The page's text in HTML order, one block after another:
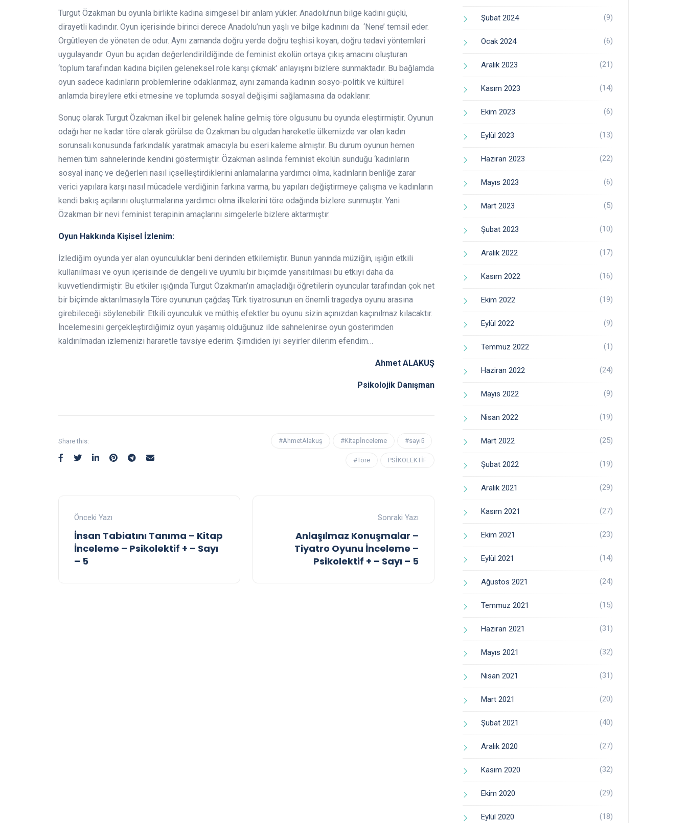
Turgut Özakman bu oyunla birlikte kadına simgesel bir anlam yükler. Anadolu’nun bilge kadını güçlü,
dirayetli kadındır. Oyun içerisinde birinci derece Anadolu’nun yaşlı ve bilge kadınını da ‘Nene’ temsil eder.
Örgütleyen de yöneten de odur. Aynı zamanda doğru yerde doğru teşhisi koyan, doğru tedavi yöntemleri
uygulayandır. Oyun bu açıdan değerlendirildiğinde de feminist ekolün ortaya çıkış amacını oluşturan
‘toplum tarafından kadına biçilen geleneksel role karşı çıkmak’ anlayışını bizlere sunmaktadır. Bu bağlamda
oyun sadece kadınların problemlerine odaklanmaz, aynı zamanda kadının sosyo-politik ve kültürel
anlamda bireylere etki etmesine ve toplumda sosyal değişimi sağlamasına da odaklanır.
Sonuç olarak Turgut Özakman ilkel bir gelenek haline gelmiş töre olgusunu bu oyunda eleştirmiştir. Oyunun
odağı her ne kadar töre olarak görülse de Özakman bu olgudan hareketle ülkemizde var olan kadın
sorunsalı konusunda farkındalık yaratmak amacıyla bu eseri kaleme almıştır. Bu durum oyunun hemen
hemen tüm sahnelerinde kendini göstermiştir. Özakman aslında feminist ekolün sunduğu ‘kadınların
sosyal inanç ve değerleri nasıl içselleştirdiklerini anlamalarına yardımcı olma, kadınların benliğe zarar
verici yapılara karşı nasıl mücadele verdiğinin farkına varma, bu yapıları değiştirmeye çalışma ve kadınların
kendi bakış açılarını oluşturmalarına yardımcı olma ilkelerini töre odağında bizlere sunmuştır. Yani
Özakman bir nevi feminist terapinin amaçlarını simgelerle bizlere aktarmıştır.
Oyun Hakkında Kişisel İzlenim:
İzlediğim oyunda yer alan oyunculuklar beni derinden etkilemiştir. Bunun yanında müziğin, ışığın etkili
kullanılması ve oyun içerisinde de dengeli ve uyumlu bir biçimde yansıtılması bu etkiyi daha da
kuvvetlendirmiştir. Bu etkiler ışığında Turgut Özakman’ın amaçladığı öğretilerin oyuncular tarafından çok net
bir biçimde aktarılmasıyla Töre oyununun çağdaş Türk tiyatrosunun en önemli tragedya oyunu arasına
girebileceği söylenebilir. Etkili oyunculuk ve müthiş efektler bu oyunu sizin açınızdan kaçınılmaz kılacaktır.
İncelemesini gerçekleştirdiğimiz oyun yaşamış olduğunuz ilde sahnelenirse oyun gösterimden
kaldırılmadan izlemenizi hararetle tavsiye ederim. Şimdiden iyi seyirler dilerim efendim…
Ahmet ALAKUŞ
Psikolojik Danışman
Share this: #AhmetAlakuş #Kitapİnceleme #sayı5
#Töre PSİKOLEKTİF
Önceki Yazı
İnsan Tabiatını Tanıma – Kitap
İnceleme – Psikolektif + – Sayı
– 5
Sonraki Yazı
Anlaşılmaz Konuşmalar –
Tiyatro Oyunu İnceleme –
Psikolektif + – Sayı – 5
Şubat 2024 (9)
Ocak 2024 (6)
Aralık 2023 (21)
Kasım 2023 (14)
Ekim 2023 (6)
Eylül 2023 (13)
Haziran 2023 (22)
Mayıs 2023 (6)
Mart 2023 (5)
Şubat 2023 (10)
Aralık 2022 (17)
Kasım 2022 (16)
Ekim 2022 (19)
Eylül 2022 (9)
Temmuz 2022 (1)
Haziran 2022 (24)
Mayıs 2022 (9)
Nisan 2022 (19)
Mart 2022 (25)
Şubat 2022 (19)
Aralık 2021 (29)
Kasım 2021 (27)
Ekim 2021 (23)
Eylül 2021 (14)
Ağustos 2021 (24)
Temmuz 2021 (15)
Haziran 2021 (31)
Mayıs 2021 (32)
Nisan 2021 (31)
Mart 2021 (20)
Şubat 2021 (40)
Aralık 2020 (27)
Kasım 2020 (32)
Ekim 2020 (29)
Eylül 2020 (18)